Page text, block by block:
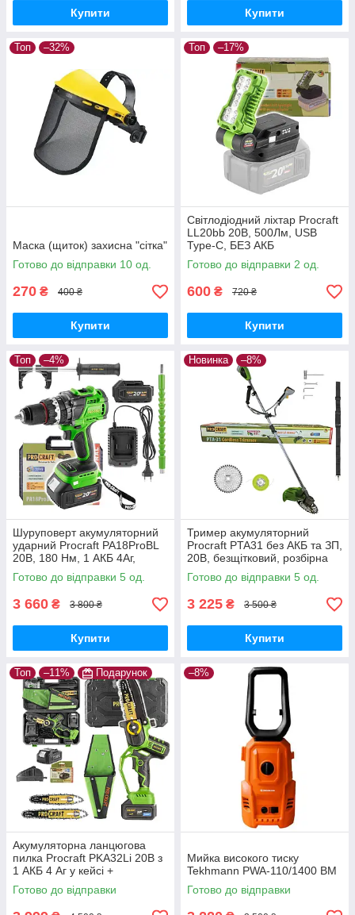
Купити Купити
Топ –32%
Маска (щиток) захисна "сітка"
Готово до відправки 10 од.
270 ₴ 400 ₴
Купити
Топ –17%
Світлодіодний ліхтар Procraft
LL20bb 20В, 500Лм, USB
Type-C, БЕЗ АКБ
Готово до відправки 2 од.
600 ₴ 720 ₴
Купити
Топ –4%
Шуруповерт акумуляторний
ударний Procraft PA18ProBL
20В, 180 Нм, 1 АКБ 4Аг,
зарядний 2А, кейс,
безщітковий дриль-
Готово до відправки 5 од.
3 660 ₴ 3 800 ₴
Купити
Новинка –8%
Тример акумуляторний
Procraft PTA31 без АКБ та ЗП,
20В, безщітковий, розбірна
штанга, велосипедна ручка
Готово до відправки 5 од.
3 225 ₴ 3 500 ₴
Купити
Топ –11% Подарунок
Акумуляторна ланцюгова
пилка Procraft PKA32Li 20В з
1 АКБ 4 Аг у кейсі +
додатковий АКБ 4 Аг Type-C,
2 шини 6"/8"
Готово до відправки
–8%
Мийка високого тиску
Tekhmann PWA-110/1400 BM
Готово до відправки